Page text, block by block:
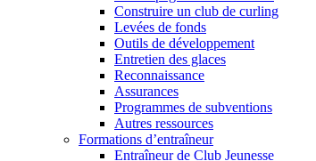
Construire un club de curling
Levées de fonds
Outils de développement
Entretien des glaces
Reconnaissance
Assurances
Programmes de subventions
Autres ressources
Formations d’entraîneur
Entraîneur de Club Jeunesse